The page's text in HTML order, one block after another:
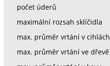
počet úderů
maximální rozsah sklíčidla
max. průměr vrtání v cihlách
max. průměr vrtání ve dřevě